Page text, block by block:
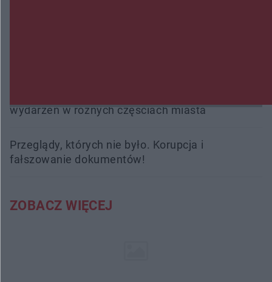
wydarzeń w różnych częściach miasta
Przeglądy, których nie było. Korupcja i
fałszowanie dokumentów!
ZOBACZ WIĘCEJ